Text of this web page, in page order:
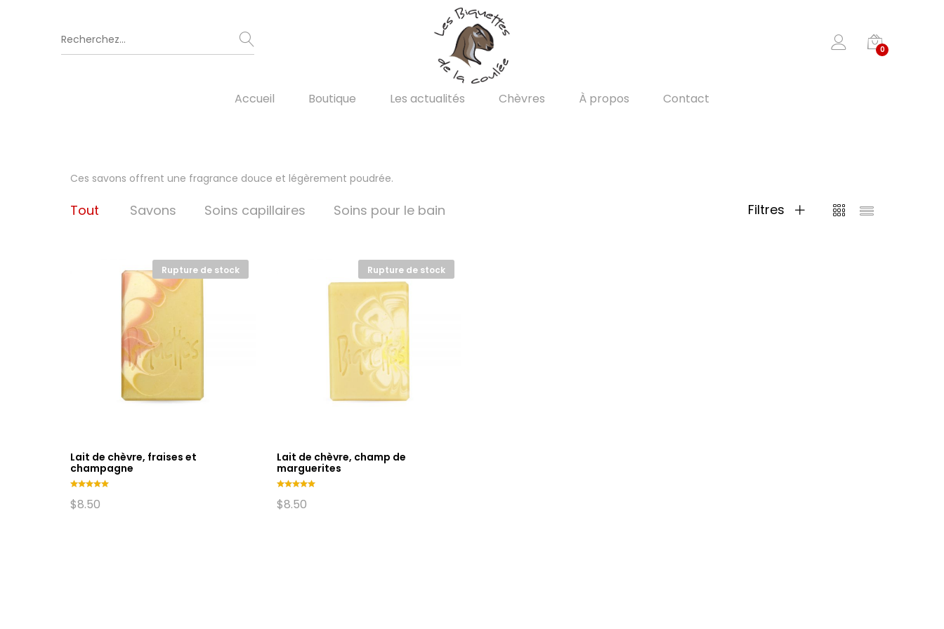
0
Accueil Boutique Les actualités Chèvres À propos Contact
Ces savons offrent une fragrance douce et légèrement poudrée.
Tout Savons Soins capillaires Soins pour le bain Filtres
Rupture de stock
Lait de chèvre, fraises et
champagne
Note
5.00
$8.50
Rupture de stock
Lait de chèvre, champ de
marguerites
Note
5.00
$8.50